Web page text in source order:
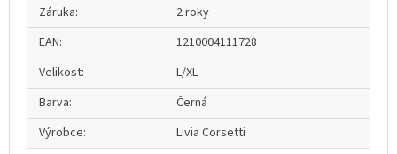
Záruka:
2 roky
EAN:
1210004111728
Velikost:
L/XL
Barva:
Černá
Výrobce: Livia Corsetti